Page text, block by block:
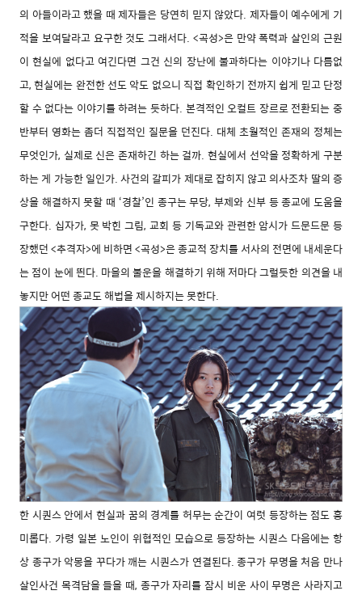
의 아들이라고 했을 때 제자들은 당연히 믿지 않았다. 제자들이 예수에게 기
적을 보여달라고 요구한 것도 그래서다. <곡성>은 만약 폭력과 살인의 근원
이 현실에 없다고 여긴다면 그건 신의 장난에 불과하다는 이야기나 다름없
고, 현실에는 완전한 선도 악도 없으니 직접 확인하기 전까지 쉽게 믿고 단정
할 수 없다는 이야기를 하려는 듯하다. 본격적인 오컬트 장르로 전환되는 중
반부터 영화는 좀더 직접적인 질문을 던진다. 대체 초월적인 존재의 정체는
무엇인가, 실제로 신은 존재하긴 하는 걸까. 현실에서 선악을 정확하게 구분
하는 게 가능한 일인가. 사건의 갈피가 제대로 잡히지 않고 의사조차 딸의 증
상을 해결하지 못할 때 ‘경찰’인 종구는 무당, 부제와 신부 등 종교에 도움을
구한다. 십자가, 못 박힌 그림, 교회 등 기독교와 관련한 암시가 드문드문 등
장했던 <추격자>에 비하면 <곡성>은 종교적 장치를 서사의 전면에 내세운다
는 점이 눈에 띈다. 마을의 불운을 해결하기 위해 저마다 그럴듯한 의견을 내
놓지만 어떤 종교도 해법을 제시하지는 못한다.
한 시퀀스 안에서 현실과 꿈의 경계를 허무는 순간이 여럿 등장하는 점도 흥
미롭다. 가령 일본 노인이 위협적인 모습으로 등장하는 시퀀스 다음에는 항
상 종구가 악몽을 꾸다가 깨는 시퀀스가 연결된다. 종구가 무명을 처음 만나
살인사건 목격담을 들을 때, 종구가 자리를 잠시 비운 사이 무명은 사라지고